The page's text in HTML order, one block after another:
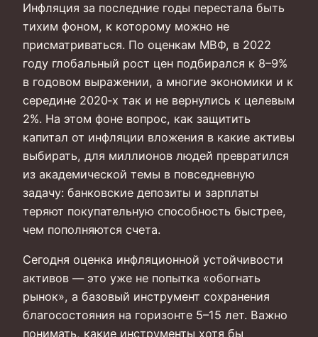
Инфляция за последние годы перестала быть
тихим фоном, к которому можно не
присматриваться. По оценкам МВФ, в 2022
году глобальный рост цен подбирался к 8–9%
в годовом выражении, а многие экономики и к
середине 2020‑х так и не вернулись к целевым
2%. На этом фоне вопрос, как защитить
капитал от инфляции вложения в какие активы
выбирать, для миллионов людей превратился
из академической темы в повседневную
задачу: банковские депозиты и зарплаты
теряют покупательную способность быстрее,
чем пополняются счета.
Сегодня оценка инфляционной устойчивости
активов — это уже не попытка «обогнать
рынок», а базовый инструмент сохранения
благосостояния на горизонте 5–15 лет. Важно
понимать, какие инструменты хотя бы